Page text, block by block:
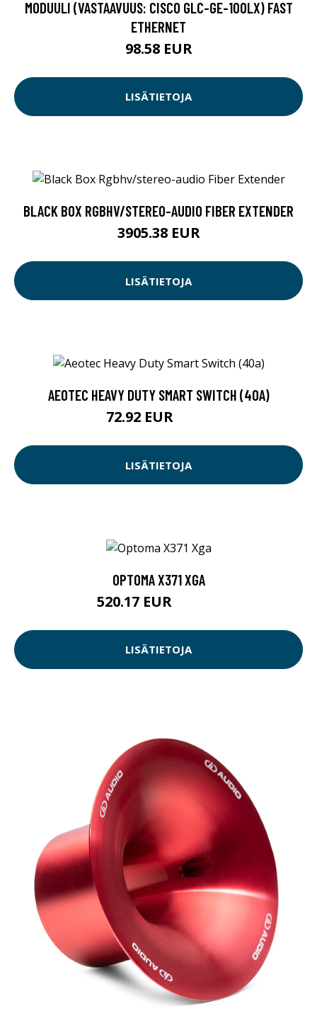
MODUULI (VASTAAVUUS: CISCO GLC-GE-100LX) FAST
ETHERNET
98.58 EUR
LISÄTIETOJA
BLACK BOX RGBHV/STEREO-AUDIO FIBER EXTENDER
3905.38 EUR
LISÄTIETOJA
AEOTEC HEAVY DUTY SMART SWITCH (40A)
72.92 EUR
LISÄTIETOJA
OPTOMA X371 XGA
520.17 EUR
LISÄTIETOJA